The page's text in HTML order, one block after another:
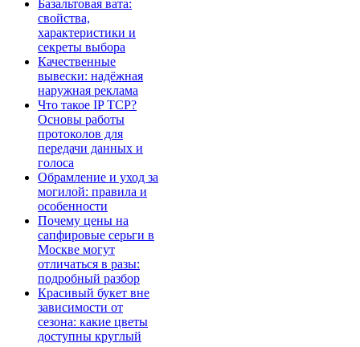
Базальтовая вата:
свойства,
характеристики и
секреты выбора
Качественные
вывески: надёжная
наружная реклама
Что такое IP TCP?
Основы работы
протоколов для
передачи данных и
голоса
Обрамление и уход за
могилой: правила и
особенности
Почему цены на
сапфировые серьги в
Москве могут
отличаться в разы:
подробный разбор
Красивый букет вне
зависимости от
сезона: какие цветы
доступны круглый